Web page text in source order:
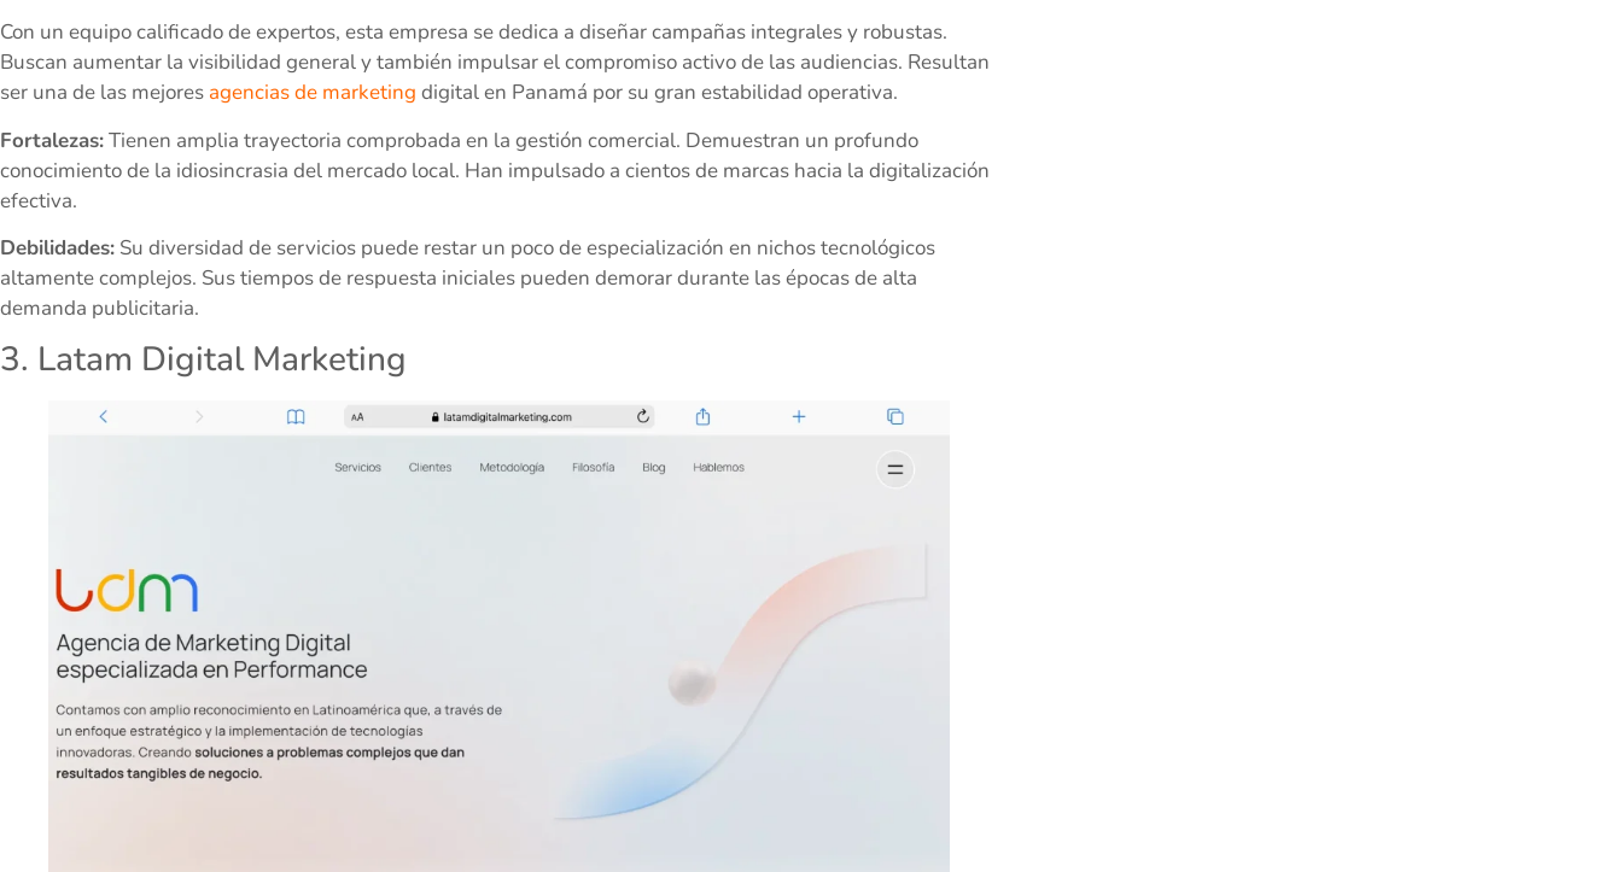
Con un equipo calificado de expertos, esta empresa se dedica a diseñar campañas integrales y robustas.
Buscan aumentar la visibilidad general y también impulsar el compromiso activo de las audiencias. Resultan
ser una de las mejores agencias de marketing digital en Panamá por su gran estabilidad operativa.
Fortalezas:Tienen amplia trayectoria comprobada en la gestión comercial. Demuestran un profundo
conocimiento de la idiosincrasia del mercado local. Han impulsado a cientos de marcas hacia la digitalización
efectiva.
Debilidades: Su diversidad de servicios puede restar un poco de especialización en nichos tecnológicos
altamente complejos. Sus tiempos de respuesta iniciales pueden demorar durante las épocas de alta
demanda publicitaria.
3. Latam Digital Marketing